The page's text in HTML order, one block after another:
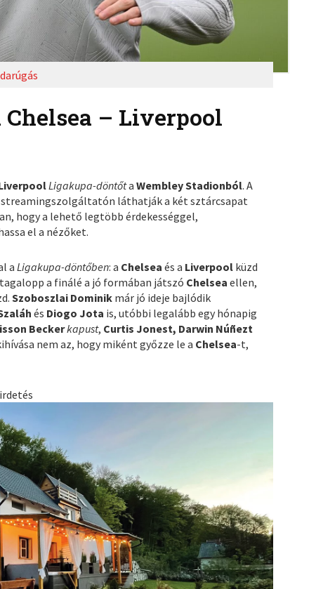
– Liverpool
Ligakupa-döntőtaWembley Stadionból. A
streamingszolgáltatón láthatják a két sztárcsapat
hogy a lehető legtöbb érdekességgel,
el a nézőket.
aLigakupa-döntőben: a Chelseaés a Liverpool küzd
a finálé a jó formában játszó Chelseaellen,
Szoboszlai Dominik már jó ideje bajlódik
és Diogo Jota is, utóbbi legalább egy hónapig
Beckerkapust, Curtis Jonest, Darwin Núñezt
nem az, hogy miként győzze le a Chelsea-t,